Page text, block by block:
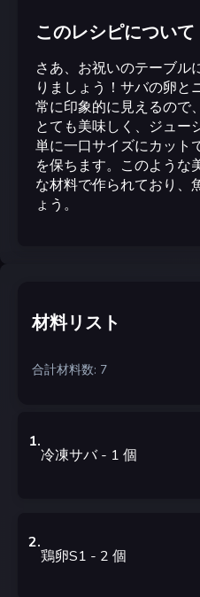
このレシピについて
さあ、お祝いのテーブル
りましょう！サバの卵と
常に印象的に見えるので
とても美味しく、ジュー
単に一口サイズにカット
を保ちます。このような
な材料で作られており、
ょう。
材料リスト
合計材料数: 7
1.
冷凍サバ- 1 個
2.
鶏卵S1 - 2 個